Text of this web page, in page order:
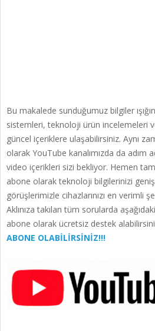
Bu makalede sunduğumuz bilgiler
sistemleri, teknoloji ürün incelemeleri
güncel içeriklere ulaşabilirsiniz. Aynı
olarak YouTube kanalımızda da adım
video içerikleri sizi bekliyor. Hemen
abone olarak teknoloji bilgilerinizi
görüşlerimizle cihazlarınızı en verimli
Aklınıza takılan tüm sorularda
abone olarak ücretsiz destek
ABONE OLABİLİRSİNİZ!!!